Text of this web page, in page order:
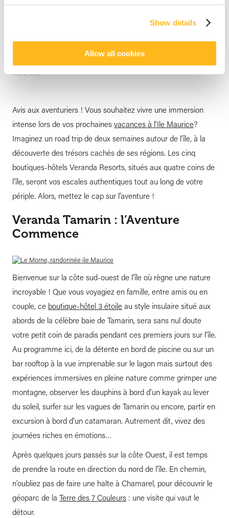
Show details
Allow all cookies
HOTEL MAURICE
À la Découverte de l’Île
une Aventure Inoubliable
posté par Veranda Resorts
6 août 2024
Avis aux aventuriers ! Vous souhaitez vivre une immersion
intense lors de vos prochaines vacances à l’Ile Maurice?
Imaginez un road trip de deux semaines autour de l’île, à la
découverte des trésors cachés de ses régions. Les cinq
boutiques-hôtels Veranda Resorts, situés aux quatre coins de
l’île, seront vos escales authentiques tout au long de votre
périple. Alors, mettez le cap sur l’aventure !
Veranda Tamarin : l’Aventure
Commence
Bienvenue sur la côte sud-ouest de l’île où règne une nature
incroyable ! Que vous voyagiez en famille, entre amis ou en
couple, ce boutique-hôtel 3 étoile au style insulaire situé aux
abords de la célèbre baie de Tamarin, sera sans nul doute
votre petit coin de paradis pendant ces premiers jours sur l’île.
Au programme ici, de la détente en bord de piscine ou sur un
bar rooftop à la vue imprenable sur le lagon mais surtout des
expériences immersives en pleine nature comme grimper une
montagne, observer les dauphins à bord d’un kayak au lever
du soleil, surfer sur les vagues de Tamarin ou encore, partir en
excursion à bord d’un catamaran. Autrement dit, vivez des
journées riches en émotions…
Après quelques jours passés sur la côte Ouest, il est temps
de prendre la route en direction du nord de l’île. En chemin,
n’oubliez pas de faire une halte à Chamarel, pour découvrir le
géoparc de la Terre des 7 Couleurs : une visite qui vaut le
détour.